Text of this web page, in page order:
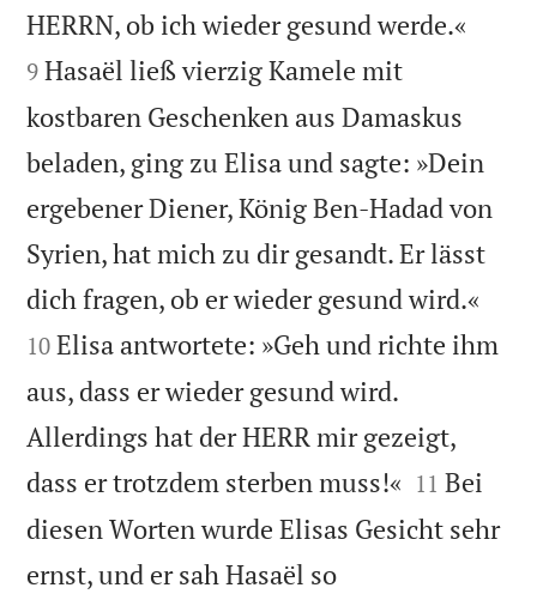
HERRN, ob ich wieder gesund werde.«
9 Hasaël ließ vierzig Kamele mit
kostbaren Geschenken aus Damaskus
beladen, ging zu Elisa und sagte: »Dein
ergebener Diener, König Ben-Hadad von
Syrien, hat mich zu dir gesandt. Er lässt
dich fragen, ob er wieder gesund wird.«
10 Elisa antwortete: »Geh und richte ihm
aus, dass er wieder gesund wird.
Allerdings hat der HERR mir gezeigt,
dass er trotzdem sterben muss!« 

11 Bei
diesen Worten wurde Elisas Gesicht sehr
ernst, und er sah Hasaël so